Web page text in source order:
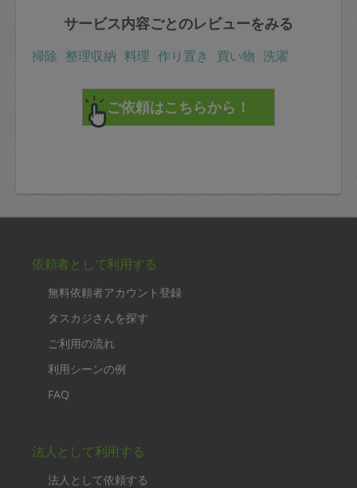
サービス内容ごとのレビューをみる
掃除 整理収納 料理 作り置き 買い物 洗濯
依頼者として利用する
無料依頼者アカウント登録
タスカジさんを探す
ご利用の流れ
利用シーンの例
FAQ
法人として利用する
法人として依頼する